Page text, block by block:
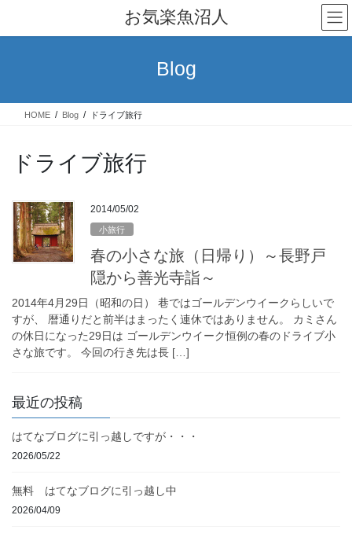
テ
ス
ゲ
ン
お気楽魚沼人
Blog
HOME Blog ドライブ旅行
ドライブ旅行
2014/05/02
小旅行
春の小さな旅（日帰り）～長野戸
隠から善光寺詣～
2014年4月29日（昭和の日） 巷ではゴールデンウイークらしいで
すが、 暦通りだと前半はまったく連休ではありません。 カミさん
の休日になった29日は ゴールデンウイーク恒例の春のドライブ小
さな旅です。 今回の行き先は長 […]
最近の投稿
はてなブログに引っ越しですが・・・
2026/05/22
無料 はてなブログに引っ越し中
2026/04/09